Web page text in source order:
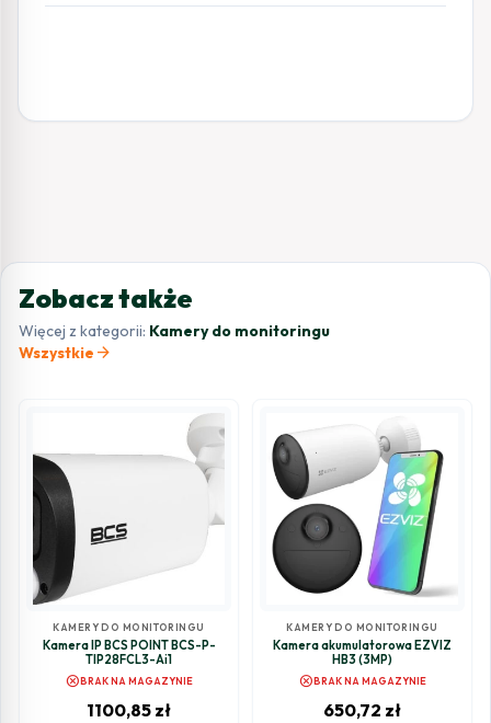
Zobacz także
Więcej z kategorii: Kamery do monitoringu
Wszystkie arrow_forward
KAMERY DO MONITORINGU
Kamera IP BCS POINT BCS-P-
TIP28FCL3-Ai1
cancelBRAK NA MAGAZYNIE
1100,85 zł
KAMERY DO MONITORINGU
Kamera akumulatorowa EZVIZ
HB3 (3MP)
cancelBRAK NA MAGAZYNIE
650,72 zł